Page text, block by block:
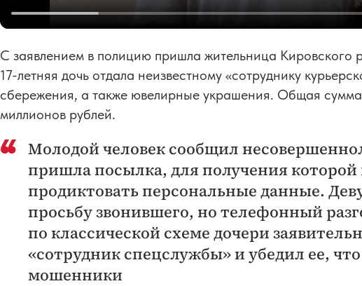
С заявлением в полицию пришла жительница Кировского
17-летняя дочь отдала неизвестному «сотруднику
сбережения, а также ювелирные украшения. Общая
миллионов рублей.
Молодой человек сообщил
пришла посылка, для получения которой
продиктовать персональные данные.
просьбу звонившего, но телефонный
по классической схеме дочери
«сотрудник спецслужбы» и убедил ее,
мошенники